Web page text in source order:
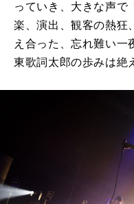
っていき、大きな声で
楽、演出、観客の熱狂
え合った、忘れ難い一
東歌詞太郎の歩みは絶